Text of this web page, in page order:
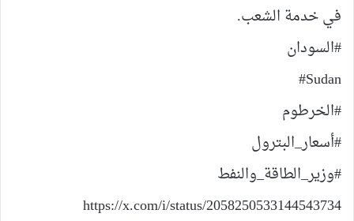
في خدمة الشعب.
‎#Sudan
https://x.com/i/status/2058250533144543734